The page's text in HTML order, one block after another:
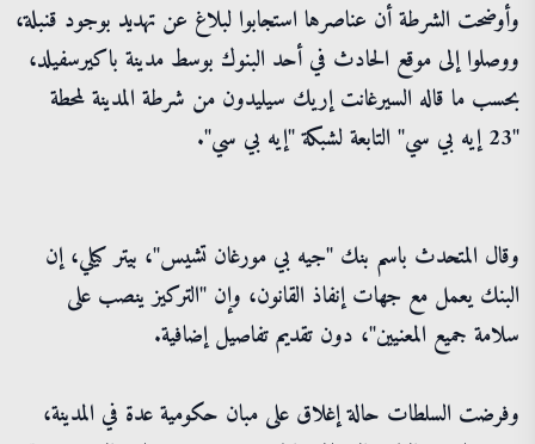
وأوضحت الشرطة أن عناصرها استجابوا لبلاغ عن تهديد بوجود قنبلة،
ووصلوا إلى موقع الحادث في أحد البنوك بوسط مدينة باكيرسفيلد،
بحسب ما قاله السيرغانت إريك سيليدون من شرطة المدينة لمحطة
"23 إيه بي سي" التابعة لشبكة "إيه بي سي".
وقال المتحدث باسم بنك "جيه بي مورغان تشيس"، بيتر كيلي، إن
البنك يعمل مع جهات إنفاذ القانون، وإن "التركيز ينصب على
سلامة جميع المعنيين"، دون تقديم تفاصيل إضافية.
وفرضت السلطات حالة إغلاق على مبان حكومية عدة في المدينة،